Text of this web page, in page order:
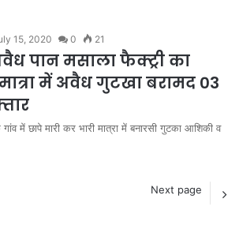
15, 2020 0 21
पान मसाला फैक्ट्री का
में अवैध गुटखा बरामद 03
में छापे मारी कर भारी मात्रा में बनारसी गुटका आशिकी व
Next page